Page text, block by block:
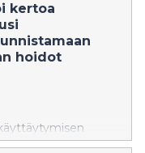
kertoa
hoidot
varhaisessa